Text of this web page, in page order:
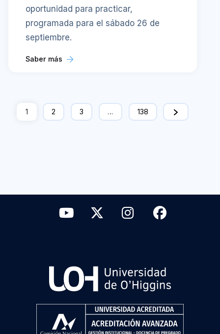
oportunidad para practicar,
programada para el sábado 26 de
septiembre.
Saber más
1 2 3 … 138